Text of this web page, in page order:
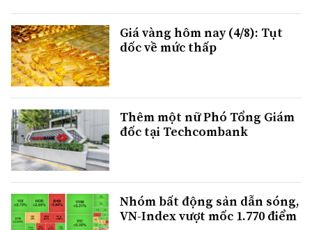
Giá vàng hôm nay (4/8): Tụt
dốc về mức thấp
Thêm một nữ Phó Tổng Giám
đốc tại Techcombank
Nhóm bất động sản dẫn sóng,
VN-Index vượt mốc 1.770 điểm